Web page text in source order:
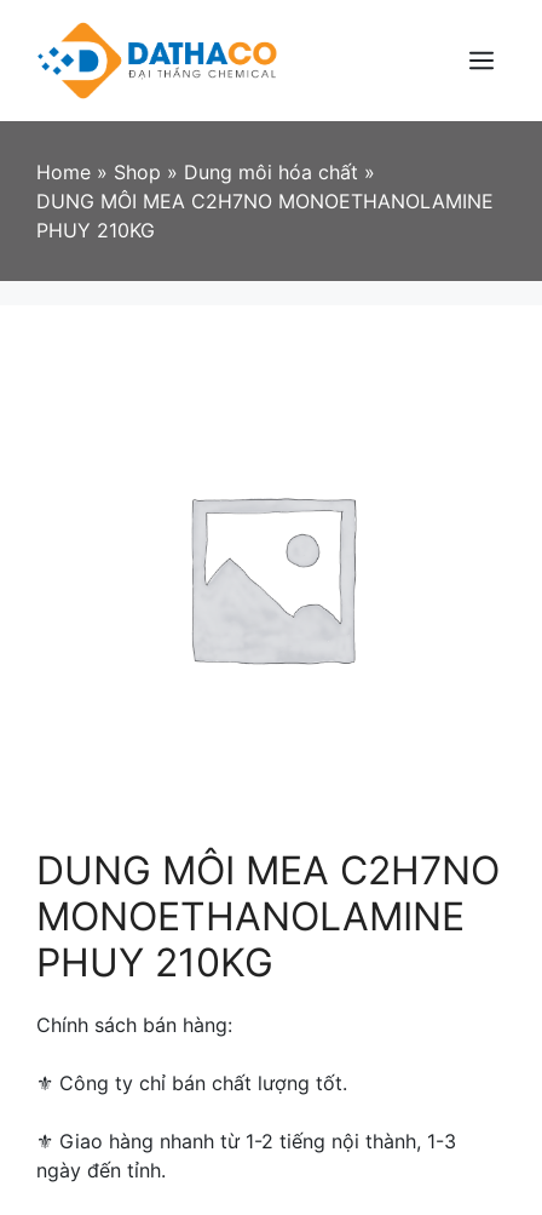
content
Menu
Home » Shop » Dung môi hóa chất »
DUNG MÔI MEA C2H7NO MONOETHANOLAMINE
PHUY 210KG
DUNG MÔI MEA C2H7NO
MONOETHANOLAMINE
PHUY 210KG
Chính sách bán hàng:
⚜ ️Công ty chỉ bán chất lượng tốt.
⚜ Giao hàng nhanh từ 1-2 tiếng nội thành, 1-3
ngày đến tỉnh.